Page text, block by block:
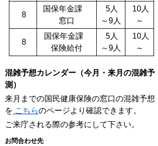
8
国保年金課
窓口
5人
～9人
10人
～
8
国保年金課
保険給付
5人
～9人
10人
～
混雑予想カレンダー（今月・来月の混雑予
測）
来月までの国民健康保険の窓口の混雑予想
を こちらのページより確認できます。
ご来庁される際の参考にして下さい。
お問合わせ先